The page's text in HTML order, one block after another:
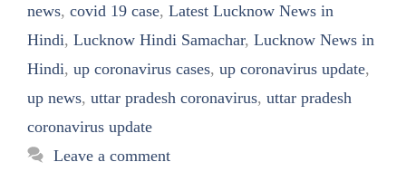
news, covid 19 case, Latest Lucknow News in
Hindi, Lucknow Hindi Samachar, Lucknow News in
Hindi, up coronavirus cases, up coronavirus update,
up news, uttar pradesh coronavirus, uttar pradesh
coronavirus update
Leave a comment